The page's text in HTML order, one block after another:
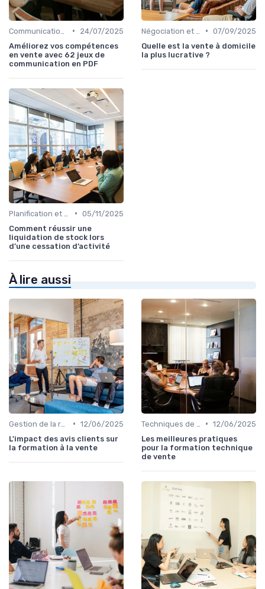
•
24/07/2025
Améliorez vos compétences
en vente avec 62 jeux de
communication en PDF
• 07/09/2025
Quelle est la vente à domicile
la plus lucrative ?
• 05/11/2025
Comment réussir une
liquidation de stock lors
d’une cessation d’activité
À lire aussi
• 12/06/2025
L'impact des avis clients sur
la formation à la vente
• 12/06/2025
Les meilleures pratiques
pour la formation technique
de vente